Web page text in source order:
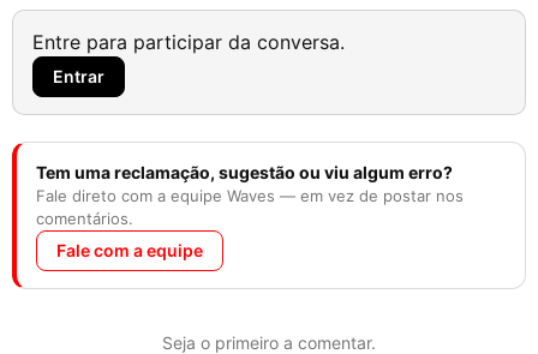
Entre para participar da conversa.
Entrar
Tem uma reclamação, sugestão ou viu algum erro?
Fale direto com a equipe Waves — em vez de postar nos
comentários.
Fale com a equipe
Seja o primeiro a comentar.